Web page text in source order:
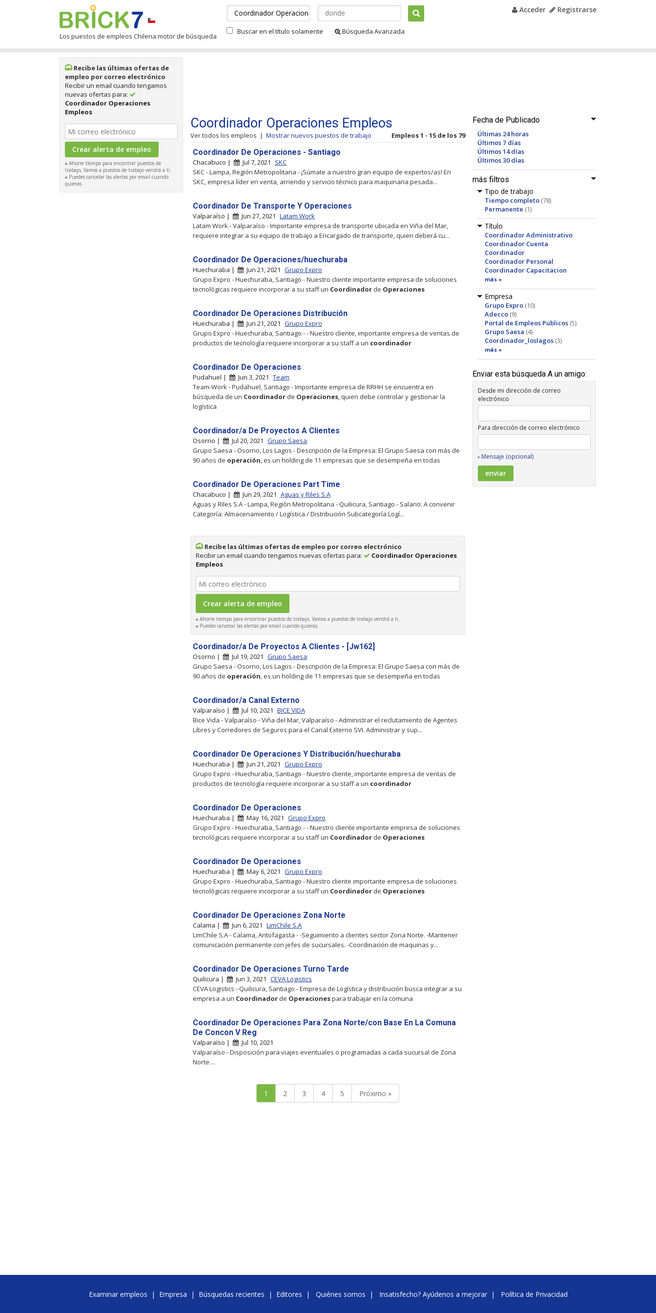
Los puestos de empleos Chilena motor de búsqueda
Acceder Registrarse
Buscar en el título solamente Búsqueda Avanzada
Recibe las últimas ofertas de
empleo por correo electrónico
Recibir un email cuando tengamos
nuevas ofertas para:
Coordinador Operaciones
Empleos
Ahorre tiempo para encontrar puestos de
trabajo, Vamos a puestos de trabajo vendrá a ti.
Puedes cancelar las alertas por email cuando
quieras.
Fecha de Publicado
Últimas 24 horas
Últimos 7 días
Últimos 14 días
Últimos 30 días
más filtros
Tipo de trabajo
Tiempo completo (78)
Permanente (1)
Título
Coordinador Administrativo
Coordinador Cuenta
Coordinador
Coordinador Personal
Coordinador Capacitacion
más »
Empresa
Grupo Expro (10)
Adecco (9)
Portal de Empleos Publicos (5)
Grupo Saesa (4)
Coordinador_loslagos (3)
más »
Enviar esta búsqueda A un amigo:
Desde mi dirección de correo
electrónico
Para dirección de correo electrónico
Mensaje (opcional)
Coordinador Operaciones Empleos
Ver todos los empleos | Mostrar nuevos puestos de trabajo Empleos 1 - 15 de los 79
Coordinador De Operaciones - Santiago
Chacabuco | Jul 7, 2021
SKC
SKC - Lampa, Región Metropolitana - ¡Súmate a nuestro gran equipo de expertos/as! En
SKC, empresa líder en venta, arriendo y servicio técnico para maquinaria pesada...
Coordinador De Transporte Y Operaciones
Valparaíso | Jun 27, 2021 Latam Work
Latam Work - Valparaíso - Importante empresa de transporte ubicada en Viña del Mar,
requiere integrar a su equipo de trabajo a Encargado de transporte, quien deberá cu...
Coordinador De Operaciones/huechuraba
Huechuraba | Jun 21, 2021 Grupo Expro
Grupo Expro - Huechuraba, Santiago - Nuestro cliente importante empresa de soluciones
tecnológicas requiere incorporar a su staff un Coordinador de Operaciones
Coordinador De Operaciones Distribución
Huechuraba | Jun 21, 2021 Grupo Expro
Grupo Expro - Huechuraba, Santiago - - Nuestro cliente, importante empresa de ventas de
productos de tecnología requiere incorporar a su staff a un coordinador
Coordinador De Operaciones
Pudahuel | Jun 3, 2021 Team
Team-Work - Pudahuel, Santiago - Importante empresa de RRHH se encuentra en
búsqueda de un Coordinador de Operaciones, quien debe controlar y gestionar la
logística
Coordinador/a De Proyectos A Clientes
Osorno | Jul 20, 2021 Grupo Saesa
Grupo Saesa - Osorno, Los Lagos - Descripción de la Empresa: El Grupo Saesa con más de
90 años de operación, es un holding de 11 empresas que se desempeña en todas
Coordinador De Operaciones Part Time
Chacabuco | Jun 29, 2021 Aguas y Riles S.A
Aguas y Riles S.A - Lampa, Región Metropolitana - Quilicura, Santiago - Salario: A convenir
Categoría: Almacenamiento / Logística / Distribución Subcategoría Logí...
Recibe las últimas ofertas de empleo por correo electrónico
Recibir un email cuando tengamos nuevas ofertas para:
Coordinador Operaciones
Empleos
Ahorre tiempo para encontrar puestos de trabajo, Vamos a puestos de trabajo vendrá a ti.
Puedes cancelar las alertas por email cuando quieras.
Coordinador/a De Proyectos A Clientes - [Jw162]
Osorno | Jul 19, 2021 Grupo Saesa
Grupo Saesa - Osorno, Los Lagos - Descripción de la Empresa: El Grupo Saesa con más de
90 años de operación, es un holding de 11 empresas que se desempeña en todas
Coordinador/a Canal Externo
Valparaíso | Jul 10, 2021 BICE VIDA
Bice Vida - Valparaíso - Viña del Mar, Valparaíso - Administrar el reclutamiento de Agentes
Libres y Corredores de Seguros para el Canal Externo SVI. Administrar y sup...
Coordinador De Operaciones Y Distribución/huechuraba
Huechuraba | Jun 21, 2021 Grupo Expro
Grupo Expro - Huechuraba, Santiago - Nuestro cliente, importante empresa de ventas de
productos de tecnología requiere incorporar a su staff a un coordinador
Coordinador De Operaciones
Huechuraba | May 16, 2021 Grupo Expro
Grupo Expro - Huechuraba, Santiago - - Nuestro cliente importante empresa de soluciones
tecnológicas requiere incorporar a su staff un Coordinador de Operaciones
Coordinador De Operaciones
Huechuraba | May 6, 2021 Grupo Expro
Grupo Expro - Huechuraba, Santiago - Nuestro cliente importante empresa de soluciones
tecnológicas requiere incorporar a su staff un Coordinador de Operaciones
Coordinador De Operaciones Zona Norte
Calama | Jun 6, 2021 LimChile S.A
LimChile S.A - Calama, Antofagasta - -Seguimiento a clientes sector Zona Norte. -Mantener
comunicación permanente con jefes de sucursales. -Coordinación de maquinas y...
Coordinador De Operaciones Turno Tarde
Quilicura | Jun 3, 2021 CEVA Logistics
CEVA Logistics - Quilicura, Santiago - Empresa de Logística y distribución busca integrar a su
empresa a un Coordinador de Operacionespara trabajar en la comuna
Coordinador De Operaciones Para Zona Norte/con Base En La Comuna
De Concon V Reg
Valparaíso |
Jul 10, 2021
Valparaíso - Disposición para viajes eventuales o programadas a cada sucursal de Zona
Norte....
1 2 3 4 5 Próximo »
Examinar empleos | Empresa | Búsquedas recientes | Editores | Quiénes somos | Insatisfecho? Ayúdenos a mejorar| Política de Privacidad